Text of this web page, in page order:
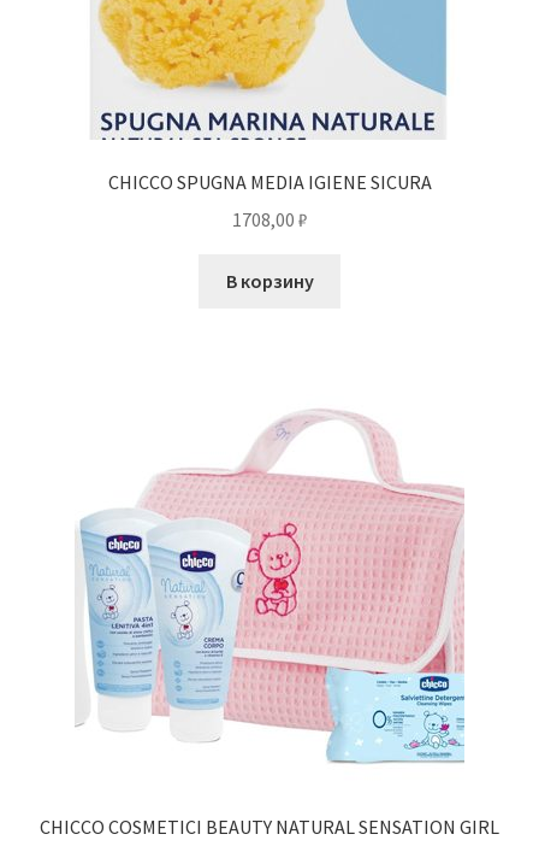
CHICCO SPUGNA MEDIA IGIENE SICURA
1708,00 ₽
В корзину
CHICCO COSMETICI BEAUTY NATURAL SENSATION GIRL